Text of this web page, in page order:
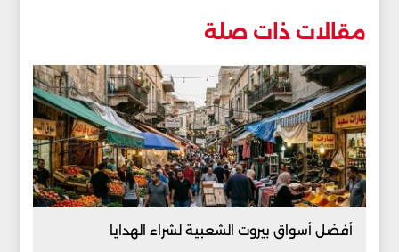
مقالات ذات صلة
أفضل أسواق بيروت الشعبية لشراء الهدايا